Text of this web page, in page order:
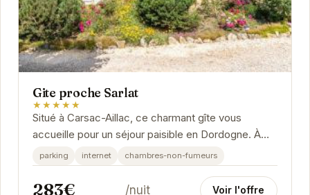
Gite proche Sarlat
★★★★★
Situé à Carsac-Aillac, ce charmant gîte vous
accueille pour un séjour paisible en Dordogne. À
proximité de Sarlat-la-Canéda, ce logement est...
parking internet chambres-non-fumeurs
283€ /nuit Voir l'offre